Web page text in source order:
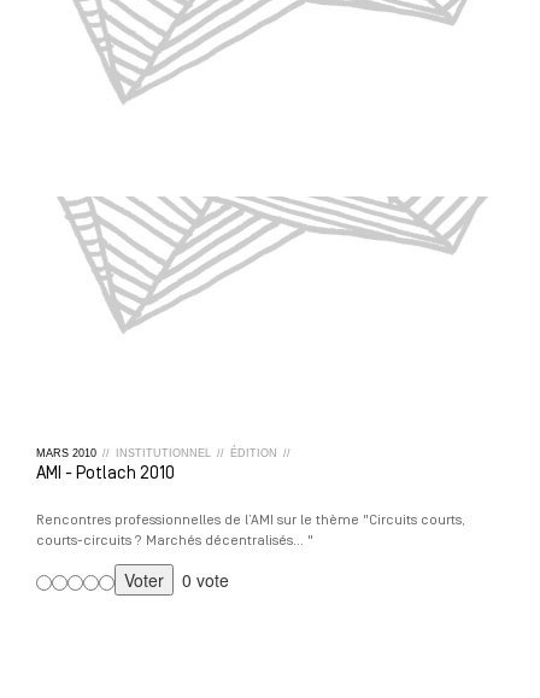
MARS 2010 // INSTITUTIONNEL // ÉDITION //
AMI - Potlach 2010
Rencontres professionnelles de l’AMI sur le thème "Circuits courts,
courts-circuits ? Marchés décentralisés… "
0 vote